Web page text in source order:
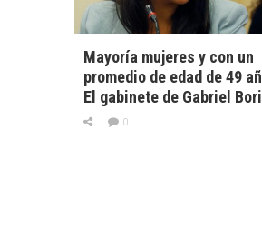
Mayoría mujeres y con un
promedio de edad de 49
El gabinete de Gabriel
0